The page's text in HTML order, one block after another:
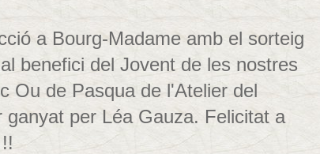
a Bourg-Madame amb el sorteig
benefici del Jovent de les nostres
Ou de Pasqua de l'Atelier del
ganyat per Léa Gauza. Felicitat a